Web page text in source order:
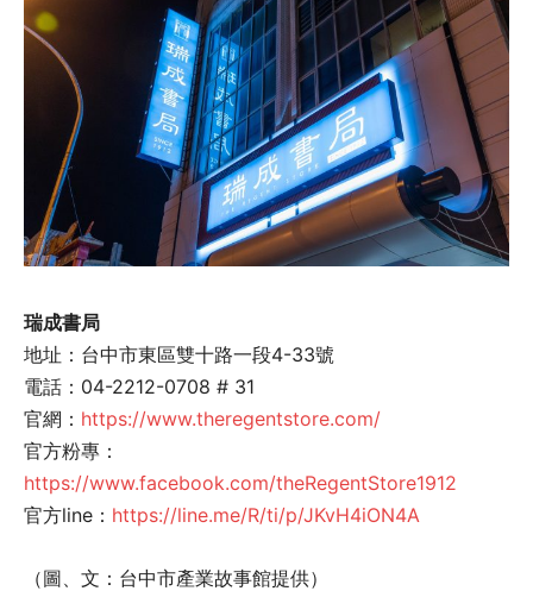
瑞成書局
地址：台中市東區雙十路一段4-33號
電話：04-2212-0708 # 31
官網： https://www.theregentstore.com/
官方粉專：
https://www.facebook.com/theRegentStore1912
官方line： https://line.me/R/ti/p/JKvH4iON4A
（圖、文：台中市產業故事館提供）